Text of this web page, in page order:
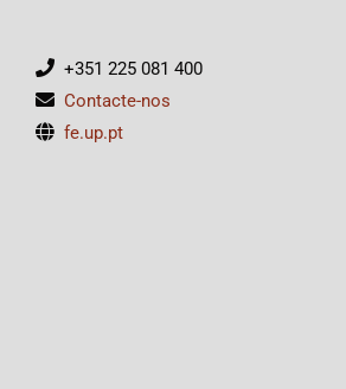
+351 225 081 400
Contacte-nos
fe.up.pt